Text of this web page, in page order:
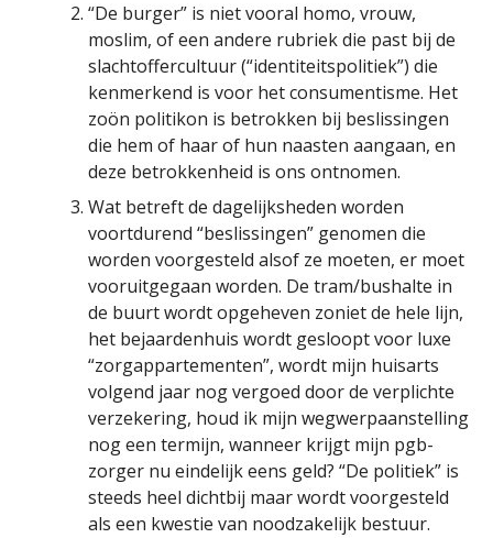
“De burger” is niet vooral homo, vrouw,
moslim, of een andere rubriek die past bij de
slachtoffercultuur (“identiteitspolitiek”) die
kenmerkend is voor het consumentisme. Het
zoön politikon is betrokken bij beslissingen
die hem of haar of hun naasten aangaan, en
deze betrokkenheid is ons ontnomen.
Wat betreft de dagelijksheden worden
voortdurend “beslissingen” genomen die
worden voorgesteld alsof ze moeten, er moet
vooruitgegaan worden. De tram/bushalte in
de buurt wordt opgeheven zoniet de hele lijn,
het bejaardenhuis wordt gesloopt voor luxe
“zorgappartementen”, wordt mijn huisarts
volgend jaar nog vergoed door de verplichte
verzekering, houd ik mijn wegwerpaanstelling
nog een termijn, wanneer krijgt mijn pgb-
zorger nu eindelijk eens geld? “De politiek” is
steeds heel dichtbij maar wordt voorgesteld
als een kwestie van noodzakelijk bestuur.